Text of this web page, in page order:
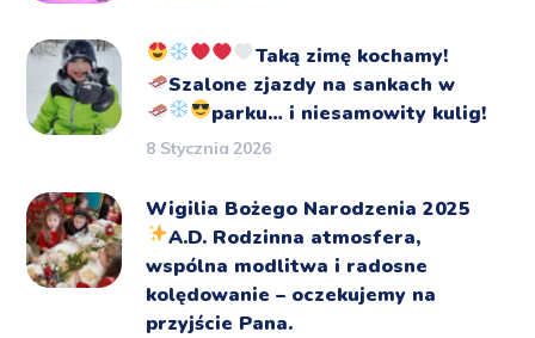
Taką zimę kochamy!
Szalone zjazdy na sankach w
parku… i niesamowity kulig!
8 Stycznia 2026
Wigilia Bożego Narodzenia 2025
A.D. Rodzinna atmosfera,
wspólna modlitwa i radosne
kolędowanie – oczekujemy na
przyjście Pana.